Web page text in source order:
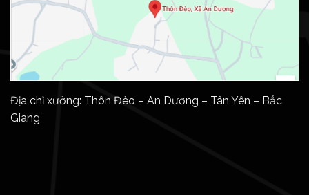
Địa chỉ xưởng: Thôn Đèo – An Dương – Tân Yên – Bắc
Giang